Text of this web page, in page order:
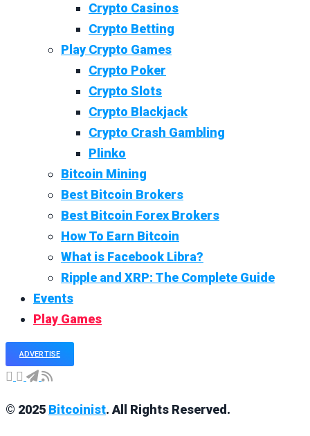
Crypto Casinos
Crypto Betting
Play Crypto Games
Crypto Poker
Crypto Slots
Crypto Blackjack
Crypto Crash Gambling
Plinko
Bitcoin Mining
Best Bitcoin Brokers
Best Bitcoin Forex Brokers
How To Earn Bitcoin
What is Facebook Libra?
Ripple and XRP: The Complete Guide
Events
Play Games
ADVERTISE
© 2025 Bitcoinist. All Rights Reserved.